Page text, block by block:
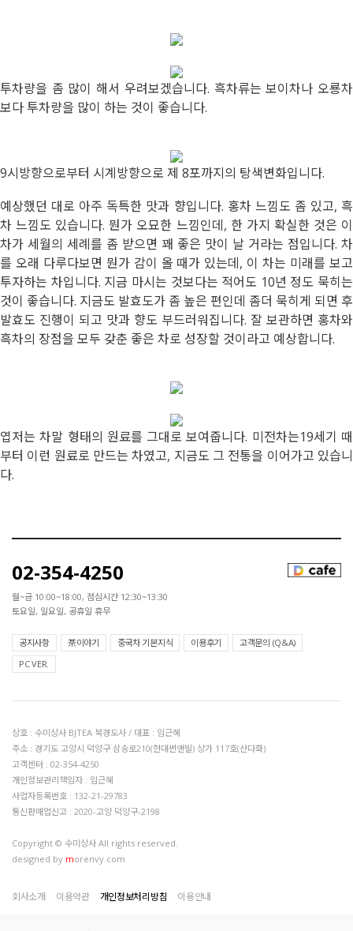
투차량을 좀 많이 해서 우려보겠습니다. 흑차류는 보이차나 오룡차
보다 투차량을 많이 하는 것이 좋습니다.
9시방향으로부터 시계방향으로 제 8포까지의 탕색변화입니다.
예상했던 대로 아주 독특한 맛과 향입니다. 홍차 느낌도 좀 있고, 흑
차 느낌도 있습니다. 뭔가 오묘한 느낌인데, 한 가지 확실한 것은 이
차가 세월의 세례를 좀 받으면 꽤 좋은 맛이 날 거라는 점입니다. 차
를 오래 다루다보면 뭔가 감이 올 때가 있는데, 이 차는 미래를 보고
투자하는 차입니다. 지금 마시는 것보다는 적어도 10년 정도 묵히는
것이 좋습니다. 지금도 발효도가 좀 높은 편인데 좀더 묵히게 되면 후
발효도 진행이 되고 맛과 향도 부드러워집니다. 잘 보관하면 홍차와
흑차의 장점을 모두 갖춘 좋은 차로 성장할 것이라고 예상합니다.
엽저는 차말 형태의 원료를 그대로 보여줍니다. 미전차는19세기 때
부터 이런 원료로 만드는 차였고, 지금도 그 전통을 이어가고 있습니
다.
02-354-4250
월~금 10:00~18:00, 점심시간 12:30~13:30
토요일, 일요일, 공휴일 휴무
공지사항 茶이야기 중국차 기본지식 이용후기
고객문의 (Q&A)
PC VER.
상호 : 수미상사 BJTEA 북경도사 / 대표 : 임근혜
주소 : 경기도 고양시 덕양구 삼송로210(현대썬앤빌) 상가 117호(산다화)
고객센터 : 02-354-4250
개인정보관리책임자 : 임근혜
사업자등록번호 : 132-21-29783
통신판매업신고 : 2020-고양 덕양구-2198
Copyright © 수미상사 All rights reserved.
designed by morenvy.com
회사소개 이용약관 개인정보처리방침 이용안내